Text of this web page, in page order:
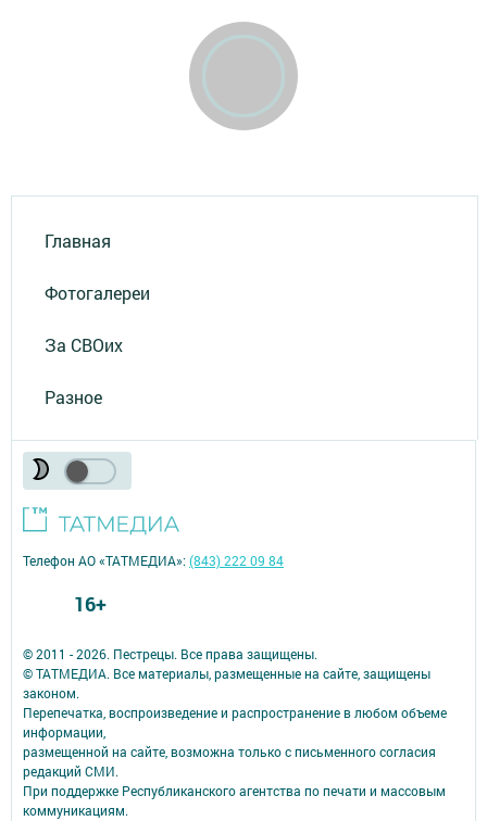
Главная
Фотогалереи
За СВОих
Разное
© 2011 - 2026. Пестрецы. Все права защищены.
© ТАТМЕДИА. Все материалы, размещенные на сайте, защищены
законом.
Перепечатка, воспроизведение и распространение в любом объеме
информации,
размещенной на сайте, возможна только с письменного согласия
редакций СМИ.
При поддержке Республиканского агентства по печати и массовым
коммуникациям.
Телефон АО «ТАТМЕДИА»:(843) 222 09 84
16+